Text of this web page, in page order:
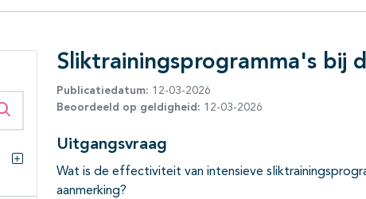
Zoeken binnen deze richtlijn
Alles openklappen
Sliktrainingsprogramma's bij
Publicatiedatum: 12-03-2026
Beoordeeld op geldigheid: 12-03-2026
Uitgangsvraag
Wat is de effectiviteit van intensieve
aanmerking?